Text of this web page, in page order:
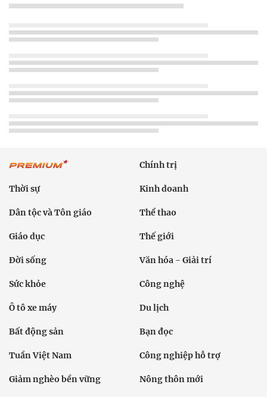
Chính trị
Thời sự Kinh doanh
Dân tộc và Tôn giáo Thể thao
Giáo dục Thế giới
Đời sống Văn hóa - Giải trí
Sức khỏe Công nghệ
Ô tô xe máy Du lịch
Bất động sản Bạn đọc
Tuần Việt Nam Công nghiệp hỗ trợ
Giảm nghèo bền vững Nông thôn mới